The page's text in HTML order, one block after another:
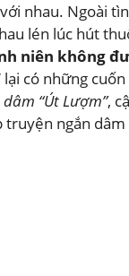
nhau. Ngoài
lén lúc hút
niên không
lại có những
“Út Lượm”,
ngắn dâm